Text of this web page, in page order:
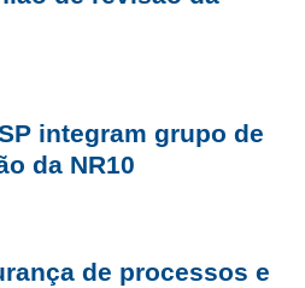
integram grupo de
da NR10
de processos e